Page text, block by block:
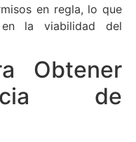
en regla, lo que
la viabilidad del
Obtener
de